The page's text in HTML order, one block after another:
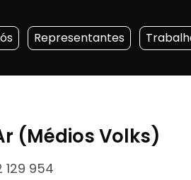
Representantes
(Médios Volks)
129 954